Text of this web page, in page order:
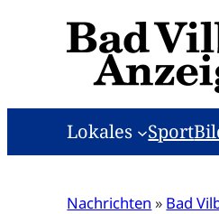
Lokales Sport
Nachrichten » Bad